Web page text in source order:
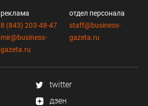
реклама
8 (843) 203-48-47
mir@business-
gazeta.ru
отдел персонала
staff@business-
gazeta.ru
twitter
дзен